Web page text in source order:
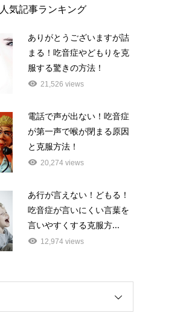
人気記事ランキング
ありがとうございますが詰
まる！吃音症やどもりを克
服する驚きの方法！
21,526 views
電話で声が出ない！吃音症
が第一声で喉が閉まる原因
と克服方法！
20,274 views
あ行が言えない！どもる！
吃音症が言いにくい言葉を
言いやすくする克服方...
12,974 views